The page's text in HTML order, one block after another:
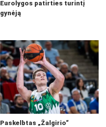
Eurolygos patirties turintį
gynėją
Paskelbtas „Žalgirio“